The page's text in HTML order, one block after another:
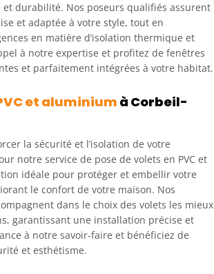
durabilité. Nos poseurs qualifiés assurent
et adaptée à votre style, tout en
en matière d’isolation thermique et
à notre expertise et profitez de fenêtres
et parfaitement intégrées à votre habitat.
et aluminiumà Corbeil-
la sécurité et l’isolation de votre
notre service de pose de volets en PVC et
idéale pour protéger et embellir votre
le confort de votre maison. Nos
dans le choix des volets les mieux
garantissant une installation précise et
à notre savoir-faire et bénéficiez de
et esthétisme.